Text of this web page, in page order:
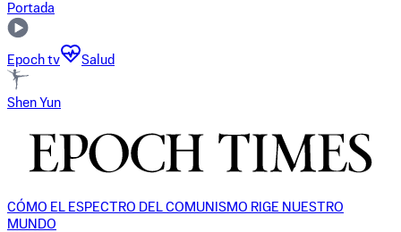
Portada
Epoch tv Salud
Shen Yun
CÓMO EL ESPECTRO DEL COMUNISMO RIGE NUESTRO
MUNDO